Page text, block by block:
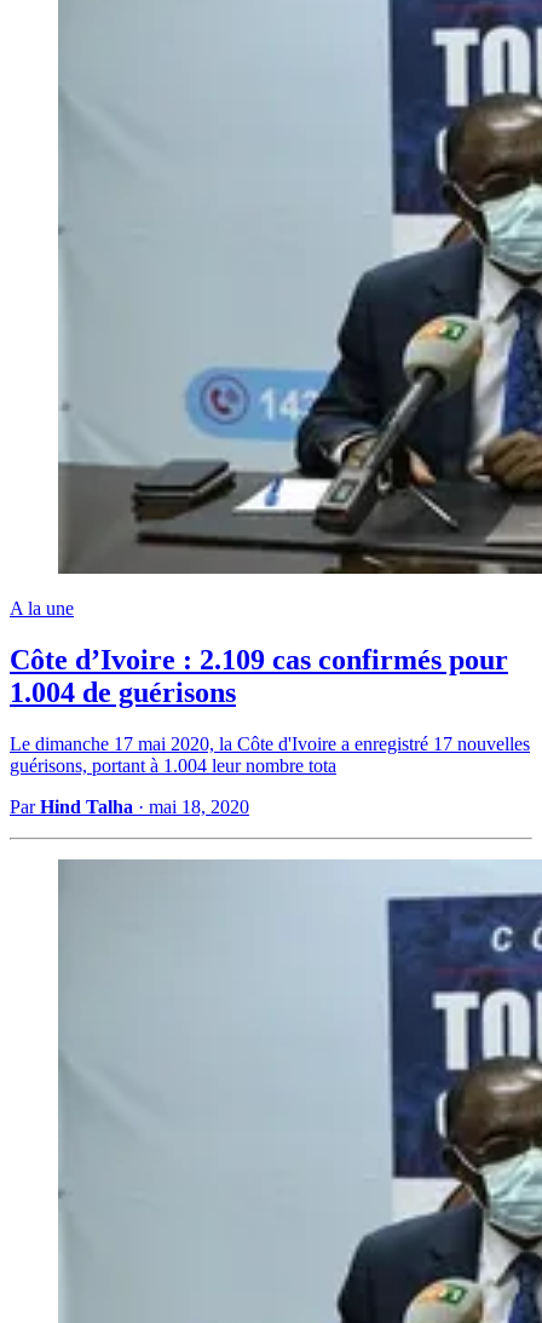
A la une
Côte d’Ivoire : 2.109 cas confirmés pour
1.004 de guérisons
Le dimanche 17 mai 2020, la Côte d'Ivoire a enregistré 17 nouvelles
guérisons, portant à 1.004 leur nombre tota
ParHind Talha · mai 18, 2020